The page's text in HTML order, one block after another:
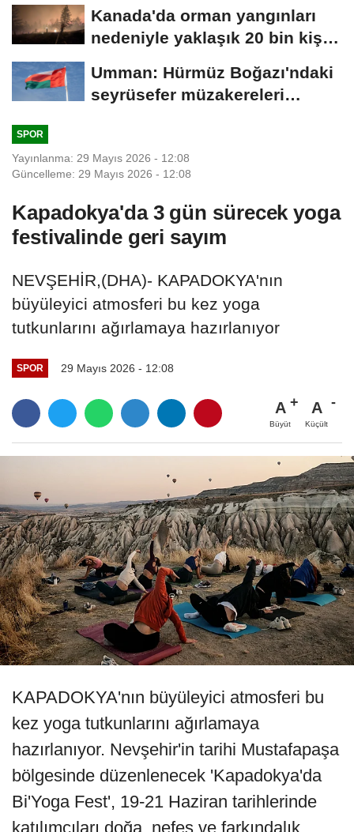
Kanada'da orman yangınları
nedeniyle yaklaşık 20 bin kişi
Umman: Hürmüz Boğazı'ndaki
seyrüsefer müzakereleri
SPOR
Yayınlanma: 29 Mayıs 2026 - 12:08
Güncelleme: 29 Mayıs 2026 - 12:08
Kapadokya'da 3 gün sürecek yoga
festivalinde geri sayım
NEVŞEHİR,(DHA)- KAPADOKYA'nın
büyüleyici atmosferi bu kez yoga
tutkunlarını ağırlamaya hazırlanıyor
SPOR 29 Mayıs 2026 - 12:08
A
Büyüt
A
Küçült
KAPADOKYA'nın büyüleyici atmosferi bu
kez yoga tutkunlarını ağırlamaya
hazırlanıyor. Nevşehir'in tarihi Mustafapaşa
bölgesinde düzenlenecek 'Kapadokya'da
Bi'Yoga Fest', 19-21 Haziran tarihlerinde
katılımcıları doğa, nefes ve farkındalık